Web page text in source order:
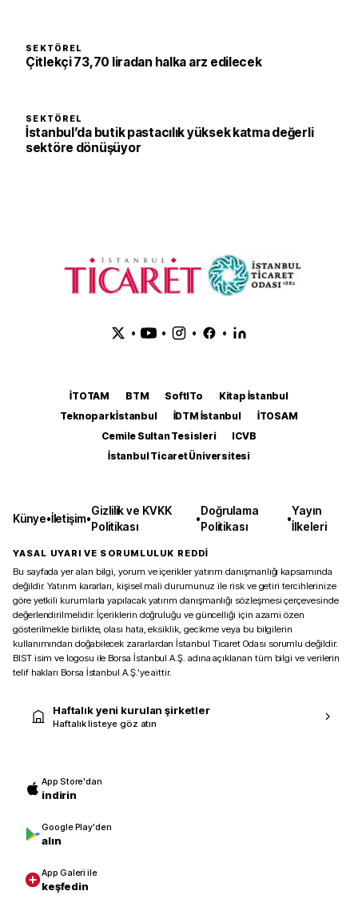
SEKTÖREL
Çitlekçi 73,70 liradan halka arz edilecek
SEKTÖREL
İstanbul’da butik pastacılık yüksek katma değerli
sektöre dönüşüyor
• • • •
İTOTAM BTM SoftITo
Kitap İstanbul
Teknopark İstanbul
İDTM İstanbul
İTOSAM
Cemile Sultan Tesisleri
ICVB
İstanbul Ticaret Üniversitesi
Künye•İletişim•
Gizlilik ve KVKK
Politikası
•
Doğrulama
Politikası
•
Yayın
İlkeleri
YASAL UYARI VE SORUMLULUK REDDİ
Bu sayfada yer alan bilgi, yorum ve içerikler yatırım danışmanlığı kapsamında
değildir. Yatırım kararları, kişisel mali durumunuz ile risk ve getiri tercihlerinize
göre yetkili kurumlarla yapılacak yatırım danışmanlığı sözleşmesi çerçevesinde
değerlendirilmelidir. İçeriklerin doğruluğu ve güncelliği için azami özen
gösterilmekle birlikte, olası hata, eksiklik, gecikme veya bu bilgilerin
kullanımından doğabilecek zararlardan İstanbul Ticaret Odası sorumlu değildir.
BIST isim ve logosu ile Borsa İstanbul A.Ş. adına açıklanan tüm bilgi ve verilerin
telif hakları Borsa İstanbul A.Ş.’ye aittir.
Haftalık yeni kurulan şirketler
Haftalık listeye göz atın
App Store'dan
indirin
Google Play'den
alın
App Galeri ile
keşfedin